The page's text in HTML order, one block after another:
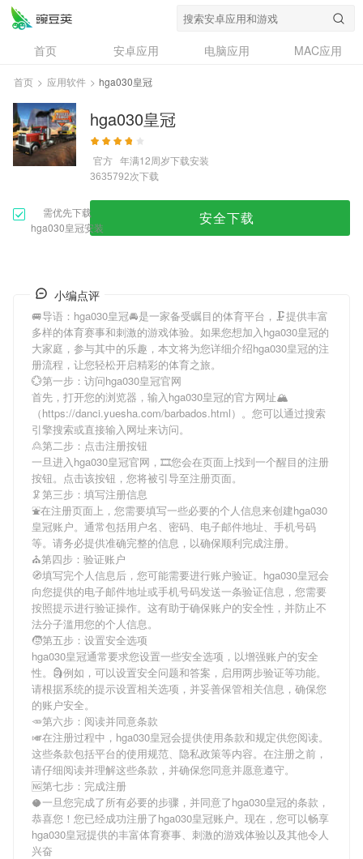
首页 安卓应用 电脑应用
MAC应用
资讯
专题
问答
首页 > 应用软件 > hga030皇冠
hga030皇冠
官方 年满12周岁下载安装
3635792次下载
需优先下载
hga030皇冠安装
安全下载
小编点评
🚐导语： hga030皇冠🚘是一家备受瞩目的体育平台，🗜提供丰富
多样的体育赛事和刺激的游戏体验。如果您想加入hga030皇冠的
大家庭，参与其中的乐趣，本文将为您详细介绍hga030皇冠的注
册流程，让您轻松开启精彩的体育之旅。
💮第一步：访问hga030皇冠官网
首先，打开您的浏览器，输入hga030皇冠的官方网址🏔
（https://danci.yuesha.com/barbados.html）。您可以通过搜索
引擎搜索或直接输入网址来访问。
🙎第二步：点击注册按钮
一旦进入hga030皇冠官网，🎞您会在页面上找到一个醒目的注册
按钮。点击该按钮，您将被引导至注册页面。
🦑第三步：填写注册信息
⛲️在注册页面上，您需要填写一些必要的个人信息来创建hga030
皇冠账户。通常包括用户名、密码、电子邮件地址、手机号码
等。请务必提供准确完整的信息，以确保顺利完成注册。
⛪️第四步：验证账户
🧭填写完个人信息后，您可能需要进行账户验证。 hga030皇冠会
向您提供的电子邮件地址或手机号码发送一条验证信息，您需要
按照提示进行验证操作。这有助于确保账户的安全性，并防止不
法分子滥用您的个人信息。
🧒第五步：设置安全选项
hga030皇冠通常要求您设置一些安全选项，以增强账户的安全
性。🗿例如，可以设置安全问题和答案，启用两步验证等功能。
请根据系统的提示设置相关选项，并妥善保管相关信息，确保您
的账户安全。
🥕第六步：阅读并同意条款
🎺在注册过程中， hga030皇冠会提供使用条款和规定供您阅读。
这些条款包括平台的使用规范、隐私政策等内容。在注册之前，
请仔细阅读并理解这些条款，并确保您同意并愿意遵守。
🆖第七步：完成注册
🥥一旦您完成了所有必要的步骤，并同意了hga030皇冠的条款，
恭喜您！您已经成功注册了hga030皇冠账户。现在，您可以畅享
hga030皇冠提供的丰富体育赛事、刺激的游戏体验以及其他令人
兴奋